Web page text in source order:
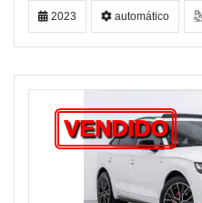
2023 automático
VENDIDO